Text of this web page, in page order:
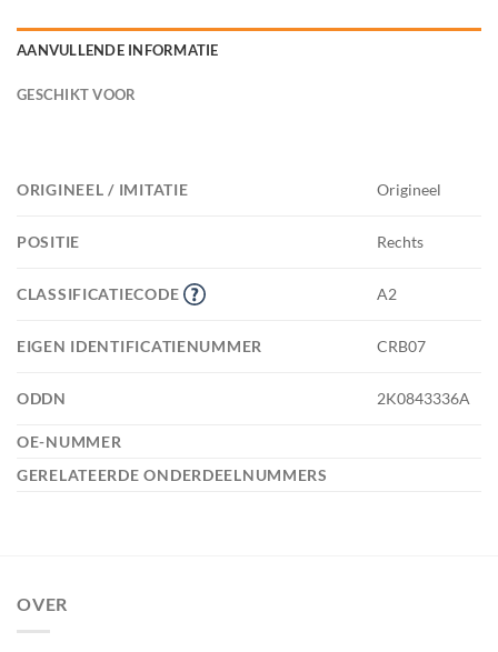
AANVULLENDE INFORMATIE
GESCHIKT VOOR
ORIGINEEL / IMITATIE Origineel
POSITIE Rechts
CLASSIFICATIECODE A2
EIGEN IDENTIFICATIENUMMER CRB07
ODDN 2K0843336A
OE-NUMMER
GERELATEERDE ONDERDEELNUMMERS
OVER